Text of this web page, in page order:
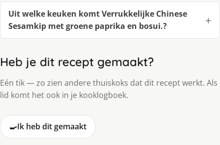
Uit welke keuken komt Verrukkelijke Chinese
Sesamkip met groene paprika en bosui.?
Heb je dit recept gemaakt?
Eén tik — zo zien andere thuiskoks dat dit recept werkt. Als
lid komt het ook in je kooklogboek.
🍳Ik heb dit gemaakt